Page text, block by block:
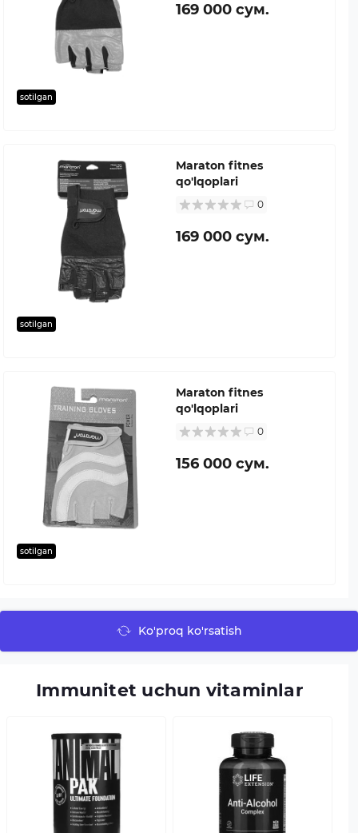
sotilgan
169 000 сум.
sotilgan
Maraton fitnes
qo'lqoplari
0
169 000 сум.
sotilgan
Maraton fitnes
qo'lqoplari
0
156 000 сум.
Ko'proq ko'rsatish
Immunitet uchun vitaminlar